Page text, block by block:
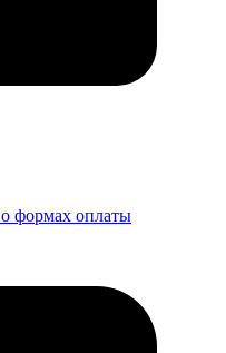
формах оплаты